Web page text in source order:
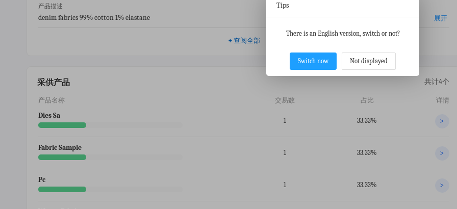
产品描述
denim fabrics 99% cotton 1% elastane 展开
+ 查阅全部
采供产品 共计4个
产品名称 交易数 占比 详情
Dies Sa
1 33.33% >
Fabric Sample
1 33.33% >
Pc
1 33.33% >
Tips
There is an English version, switch or not?
Switch now Not displayed